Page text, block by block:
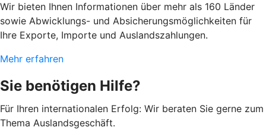
Wir bieten Ihnen Informationen über mehr als 160 Länder
sowie Abwicklungs- und Absicherungsmöglichkeiten für
Ihre Exporte, Importe und Auslandszahlungen.
Mehr erfahren
Sie benötigen Hilfe?
Für Ihren internationalen Erfolg: Wir beraten Sie gerne zum
Thema Auslandsgeschäft.